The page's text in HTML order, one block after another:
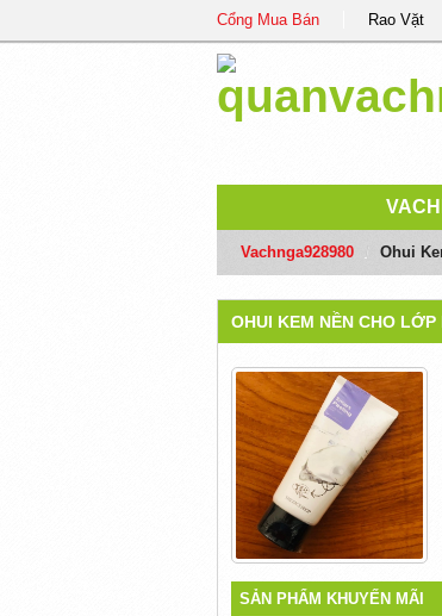
Cổng Mua Bán Rao Vặt
Vachnga928980 Ohui
OHUI KEM NỀN CHO
SẢN PHẨM KHUYẾN MÃI